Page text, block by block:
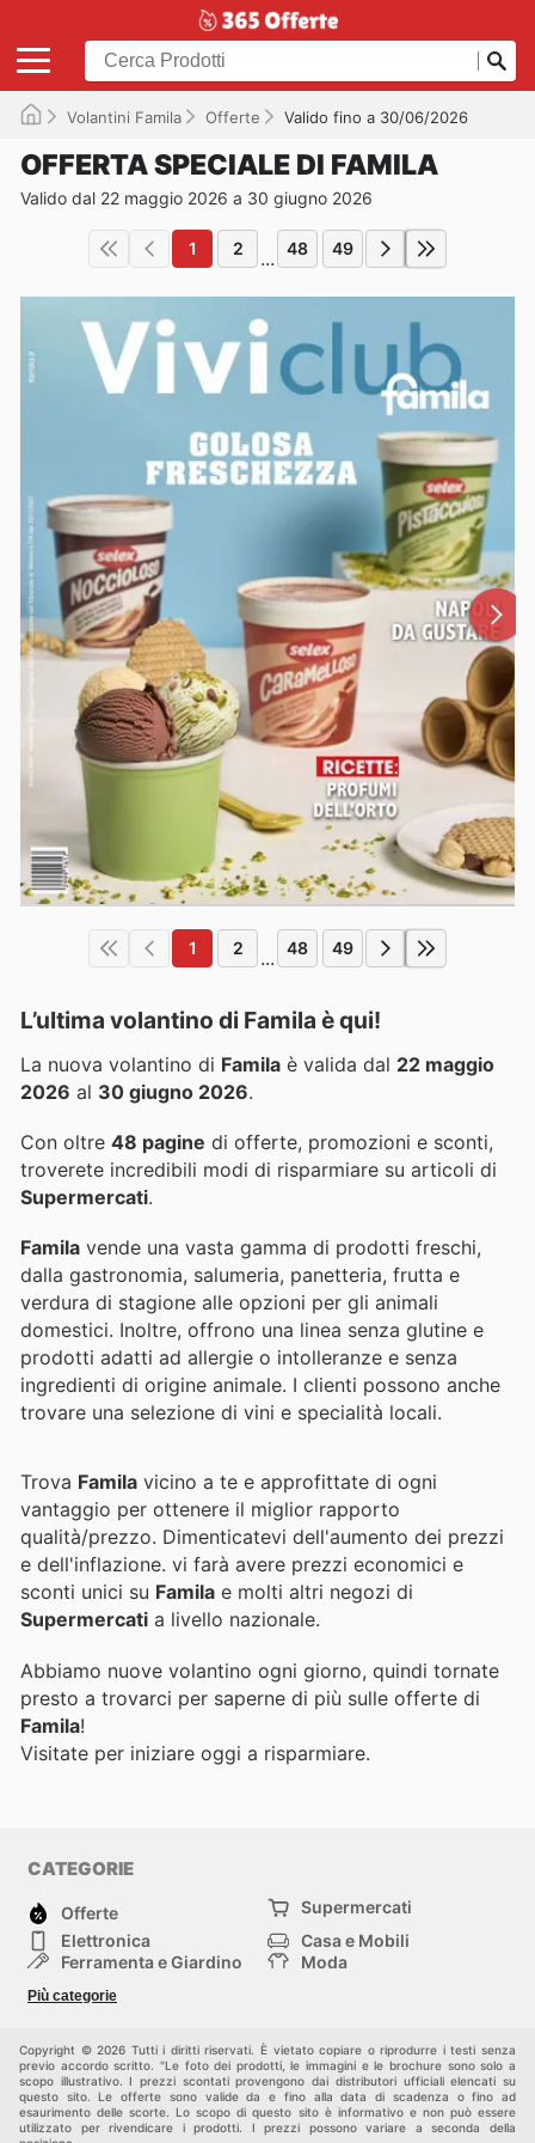
Volantini Famila Offerte Valido fino a 30/06/2026
OFFERTA SPECIALE DI FAMILA
Valido dal 22 maggio 2026 a 30 giugno 2026
1 2 ... 48 49
1 2 ... 48 49
L’ultima volantino di Famila è qui!
La nuova volantino di Famila è valida dal 22 maggio
2026 al 30 giugno 2026.
Con oltre 48 pagine di offerte, promozioni e sconti,
troverete incredibili modi di risparmiare su articoli di
Supermercati.
Famila vende una vasta gamma di prodotti freschi,
dalla gastronomia, salumeria, panetteria, frutta e
verdura di stagione alle opzioni per gli animali
domestici. Inoltre, offrono una linea senza glutine e
prodotti adatti ad allergie o intolleranze e senza
ingredienti di origine animale. I clienti possono anche
trovare una selezione di vini e specialità locali.
Trova Famila vicino a te e approfittate di ogni
vantaggio per ottenere il miglior rapporto
qualità/prezzo. Dimenticatevi dell'aumento dei prezzi
e dell'inflazione. vi farà avere prezzi economici e
sconti unici su Famila e molti altri negozi di
Supermercati a livello nazionale.
Abbiamo nuove volantino ogni giorno, quindi tornate
presto a trovarci per saperne di più sulle offerte di
Famila!
Visitate per iniziare oggi a risparmiare.
CATEGORIE
Offerte
Supermercati
Elettronica
Casa e Mobili
Ferramenta e Giardino
Moda
Bambini e Neonati
Più categorie
Copyright © 2026 Tutti i diritti riservati. È vietato copiare o riprodurre i testi senza
previo accordo scritto. "Le foto dei prodotti, le immagini e le brochure sono solo a
scopo illustrativo. I prezzi scontati provengono dai distributori ufficiali elencati su
questo sito. Le offerte sono valide da e fino alla data di scadenza o fino ad
esaurimento delle scorte. Lo scopo di questo sito è informativo e non può essere
utilizzato per rivendicare i prodotti. I prezzi possono variare a seconda della